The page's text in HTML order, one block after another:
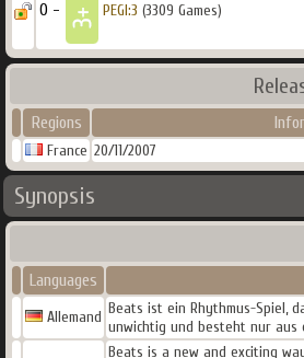
0 - PEGI:3 (3309 Games)
Regions
France 20/11/2007
Synopsis
Languages
Allemand Beats ist ein Rhythmus-Spiel,
unwichtig und besteht nur aus
Beats is a new and exciting